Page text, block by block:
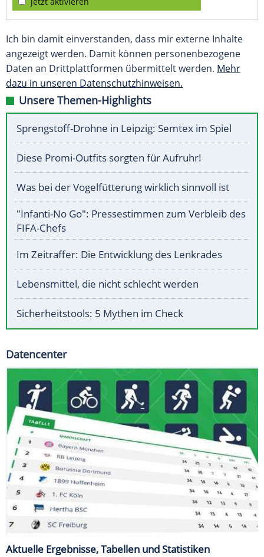
Ich bin damit einverstanden, dass mir externe Inhalte
angezeigt werden. Damit können personenbezogene
Daten an Drittplattformen übermittelt werden. Mehr
dazu in unseren Datenschutzhinweisen.
Unsere Themen-Highlights
Sprengstoff-Drohne in Leipzig: Semtex im Spiel
Diese Promi-Outfits sorgten für Aufruhr!
Was bei der Vogelfütterung wirklich sinnvoll ist
"Infanti-No Go": Pressestimmen zum Verbleib des
FIFA-Chefs
Im Zeitraffer: Die Entwicklung des Lenkrades
Lebensmittel, die nicht schlecht werden
Sicherheitstools: 5 Mythen im Check
Datencenter
Aktuelle Ergebnisse, Tabellen und Statistiken